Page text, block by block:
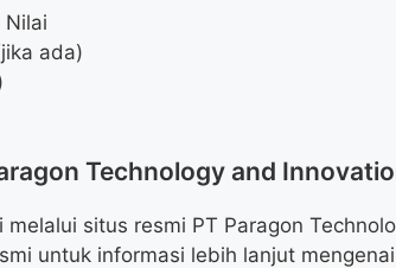
Nilai
ada)
Technology and
situs resmi PT Paragon
untuk informasi lebih lanjut